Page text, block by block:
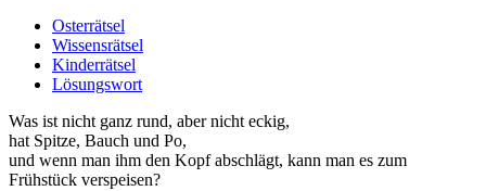
Osterrätsel
Wissensrätsel
Kinderrätsel
Lösungswort
Was ist nicht ganz rund, aber nicht eckig,
hat Spitze, Bauch und Po,
und wenn man ihm den Kopf abschlägt, kann man es zum
Frühstück verspeisen?